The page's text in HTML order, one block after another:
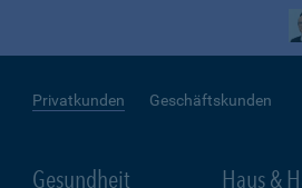
Privatkunden Geschäftskunden
Gesundheit Haus &